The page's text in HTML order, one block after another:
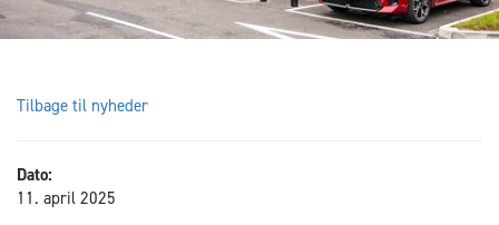
Tilbage til nyheder
Dato:
11. april 2025